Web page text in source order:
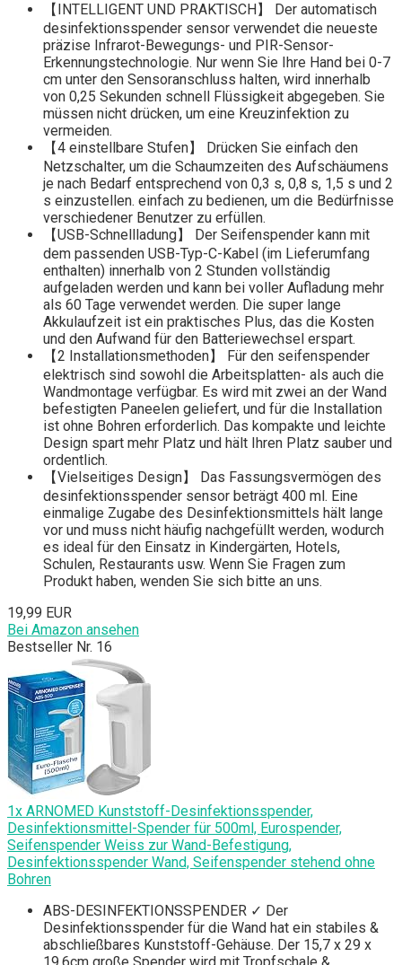
【INTELLIGENT UND PRAKTISCH】 Der automatisch
desinfektionsspender sensor verwendet die neueste
präzise Infrarot-Bewegungs- und PIR-Sensor-
Erkennungstechnologie. Nur wenn Sie Ihre Hand bei 0-7
cm unter den Sensoranschluss halten, wird innerhalb
von 0,25 Sekunden schnell Flüssigkeit abgegeben. Sie
müssen nicht drücken, um eine Kreuzinfektion zu
vermeiden.
【4 einstellbare Stufen】 Drücken Sie einfach den
Netzschalter, um die Schaumzeiten des Aufschäumens
je nach Bedarf entsprechend von 0,3 s, 0,8 s, 1,5 s und 2
s einzustellen. einfach zu bedienen, um die Bedürfnisse
verschiedener Benutzer zu erfüllen.
【USB-Schnellladung】 Der Seifenspender kann mit
dem passenden USB-Typ-C-Kabel (im Lieferumfang
enthalten) innerhalb von 2 Stunden vollständig
aufgeladen werden und kann bei voller Aufladung mehr
als 60 Tage verwendet werden. Die super lange
Akkulaufzeit ist ein praktisches Plus, das die Kosten
und den Aufwand für den Batteriewechsel erspart.
【2 Installationsmethoden】 Für den seifenspender
elektrisch sind sowohl die Arbeitsplatten- als auch die
Wandmontage verfügbar. Es wird mit zwei an der Wand
befestigten Paneelen geliefert, und für die Installation
ist ohne Bohren erforderlich. Das kompakte und leichte
Design spart mehr Platz und hält Ihren Platz sauber und
ordentlich.
【Vielseitiges Design】 Das Fassungsvermögen des
desinfektionsspender sensor beträgt 400 ml. Eine
einmalige Zugabe des Desinfektionsmittels hält lange
vor und muss nicht häufig nachgefüllt werden, wodurch
es ideal für den Einsatz in Kindergärten, Hotels,
Schulen, Restaurants usw. Wenn Sie Fragen zum
Produkt haben, wenden Sie sich bitte an uns.
19,99 EUR
Bei Amazon ansehen
Bestseller Nr. 16
1x ARNOMED Kunststoff-Desinfektionsspender,
Desinfektionsmittel-Spender für 500ml, Eurospender,
Seifenspender Weiss zur Wand-Befestigung,
Desinfektionsspender Wand, Seifenspender stehend ohne
Bohren
ABS-DESINFEKTIONSSPENDER ✓ Der
Desinfektionsspender für die Wand hat ein stabiles &
abschließbares Kunststoff-Gehäuse. Der 15,7 x 29 x